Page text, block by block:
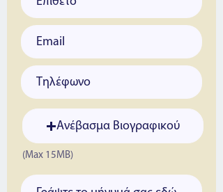
Ανέβασμα Βιογραφικού
(Max 15MB)